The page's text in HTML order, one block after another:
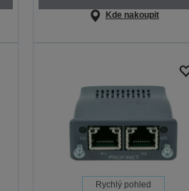
Kde nakoupit
Rychlý pohled